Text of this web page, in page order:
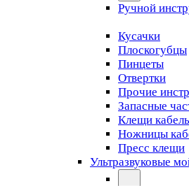
Ручной
Кусачки
Плоскогубцы
Пинцеты
Отвертки
Прочие
Запасные
Клещи
Ножницы
Пресс клещи
Ультразвуковые